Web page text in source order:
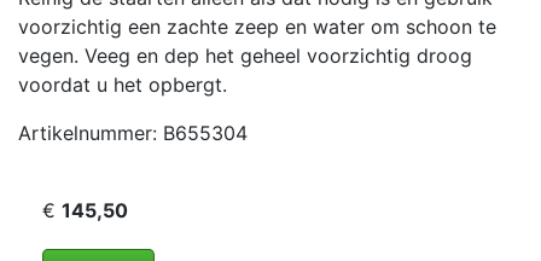
voorzichtig een zachte zeep en water om schoon te
vegen. Veeg en dep het geheel voorzichtig droog
voordat u het opbergt.
Artikelnummer: B655304
€ 145,50